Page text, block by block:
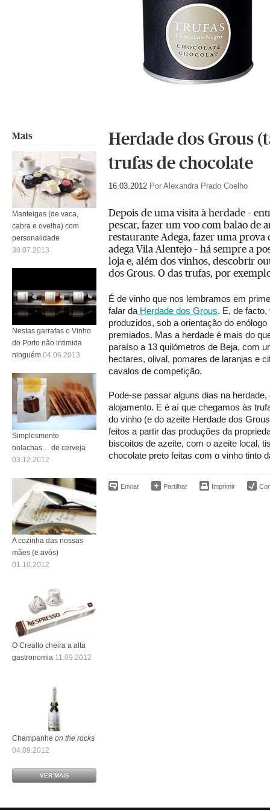
Herdade dos Grous
trufas de chocolate
16.03.2012 Por Alexandra Prado Coelho
Depois de uma visita à herdade –
pescar, fazer um voo com balão de
restaurante Adega, fazer uma
adega Vila Alentejo – há sempre a
loja e, além dos vinhos, descobrir
dos Grous. O das trufas, por
É de vinho que nos lembramos em
falar da Herdade dos Grous. E, de
produzidos, sob a orientação do
premiados. Mas a herdade é mais do
paraíso a 13 quilómetros de Beja, com
hectares, olival, pomares de laranjas e
cavalos de competição.
Pode-se passar alguns dias na
alojamento. E é aí que chegamos às
do vinho (e do azeite Herdade dos
feitos a partir das produções da
biscoitos de azeite, com o azeite local,
chocolate preto feitas com o vinho tinto
Enviar Partilhar Imprimir
Mais
Manteigas (de vaca,
cabra e ovelha) com
personalidade
30.07.2013
Nestas garrafas o Vinho
do Porto não intimida
ninguém 04.06.2013
Simplesmente
bolachas… de cerveja
03.12.2012
A cozinha das nossas
mães (e avós)
01.10.2012
O Crealto cheira a alta
gastronomia 11.09.2012
Champanhe on the rocks
04.09.2012
VER MAIS